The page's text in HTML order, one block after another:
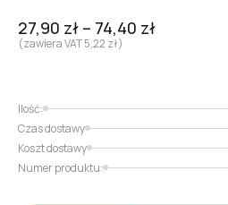
27,90 zł – 74,40 zł
(zawiera VAT5,22 zł)
Ilość:
Czas dostawy
Koszt dostawy
Numer produktu: